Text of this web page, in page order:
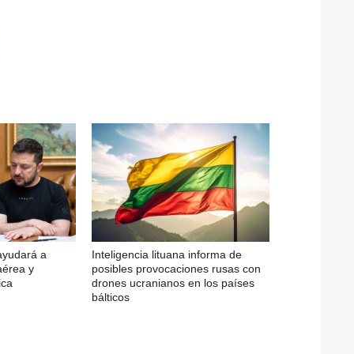
a
y
Inteligencia lituana informa de
posibles provocaciones rusas con
drones ucranianos en los países
bálticos